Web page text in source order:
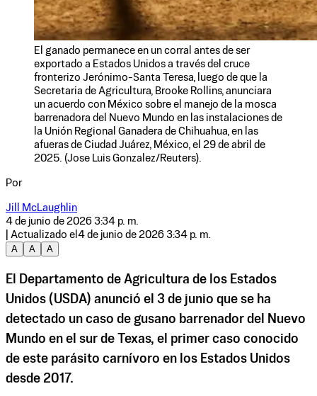
El ganado permanece en un corral antes de ser
exportado a Estados Unidos a través del cruce
fronterizo Jerónimo-Santa Teresa, luego de que la
Secretaria de Agricultura, Brooke Rollins, anunciara
un acuerdo con México sobre el manejo de la mosca
barrenadora del Nuevo Mundo en las instalaciones de
la Unión Regional Ganadera de Chihuahua, en las
afueras de Ciudad Juárez, México, el 29 de abril de
2025. (Jose Luis Gonzalez/Reuters).
Por
Jill McLaughlin
4 de junio de 2026 3:34 p. m.
| Actualizado el 4 de junio de 2026 3:34 p. m.
A
A A
El Departamento de Agricultura de los Estados
Unidos (USDA) anunció el 3 de junio que se ha
detectado un caso de gusano barrenador del Nuevo
Mundo en el sur de Texas, el primer caso conocido
de este parásito carnívoro en los Estados Unidos
desde 2017.